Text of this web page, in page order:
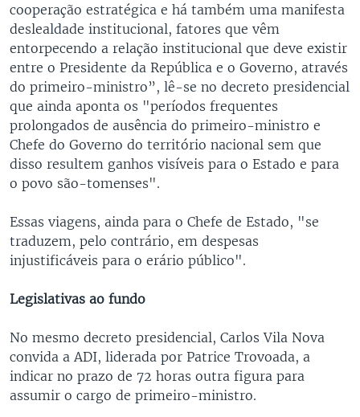
cooperação estratégica e há também uma manifesta
deslealdade institucional, fatores que vêm
entorpecendo a relação institucional que deve existir
entre o Presidente da República e o Governo, através
do primeiro-ministro”, lê-se no decreto presidencial
que ainda aponta os "períodos frequentes
prolongados de ausência do primeiro-ministro e
Chefe do Governo do território nacional sem que
disso resultem ganhos visíveis para o Estado e para
o povo são-tomenses".
Essas viagens, ainda para o Chefe de Estado, "se
traduzem, pelo contrário, em despesas
injustificáveis para o erário público".
Legislativas ao fundo
No mesmo decreto presidencial, Carlos Vila Nova
convida a ADI, liderada por Patrice Trovoada, a
indicar no prazo de 72 horas outra figura para
assumir o cargo de primeiro-ministro.